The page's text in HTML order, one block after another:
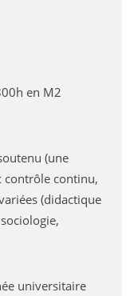
en M2
(une
contrôle continu,
(didactique
universitaire